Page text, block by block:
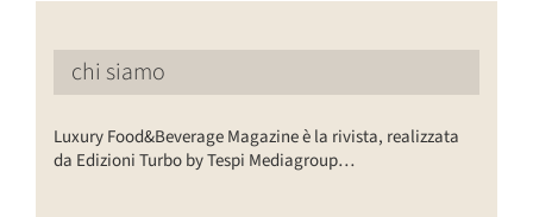
chi siamo
Luxury Food&Beverage Magazine è la rivista, realizzata
da Edizioni Turbo by Tespi Mediagroup…